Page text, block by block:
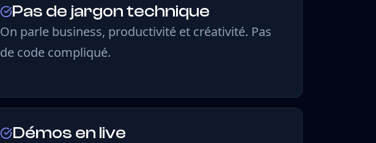
Pas de jargon technique
On parle business, productivité et créativité. Pas
de code compliqué.
Démos en live